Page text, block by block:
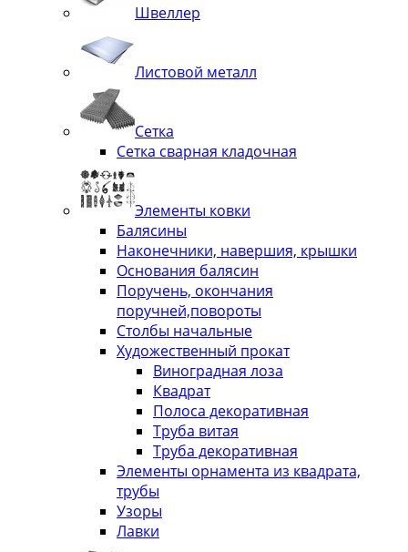
Швеллер
Листовой металл
Сетка
Сетка сварная кладочная
Элементы ковки
Балясины
Наконечники, навершия, крышки
Основания балясин
Поручень, окончания
поручней,повороты
Столбы начальные
Художественный прокат
Виноградная лоза
Квадрат
Полоса декоративная
Труба витая
Труба декоративная
Элементы орнамента из квадрата,
трубы
Узоры
Лавки